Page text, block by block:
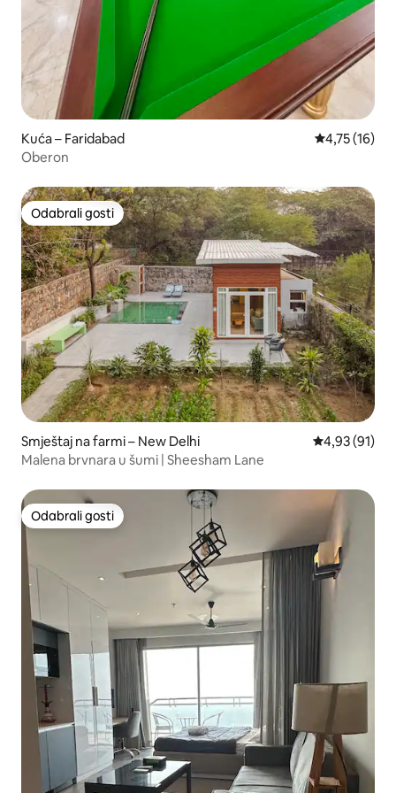
Kuća – Faridabad Prosječna
4,75 (16)
Oberon
Odabrali gosti
Odabrali gosti
Smještaj na farmi – New Delhi Prosječna
4,93 (91)
Malena brvnara u šumi | Sheesham Lane
Odabrali gosti
Odabrali gosti